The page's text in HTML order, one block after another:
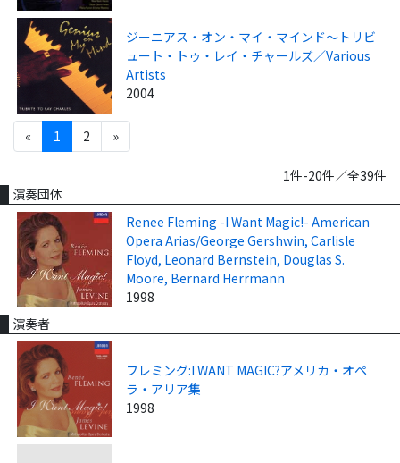
ジーニアス・オン・マイ・マインド～トリビ
ュート・トゥ・レイ・チャールズ／Various
Artists
2004
« 1 2 »
1件-20件／全39件
演奏団体
Renee Fleming -I Want Magic!- American
Opera Arias/George Gershwin, Carlisle
Floyd, Leonard Bernstein, Douglas S.
Moore, Bernard Herrmann
1998
演奏者
フレミング:I WANT MAGIC?アメリカ・オペ
ラ・アリア集
1998